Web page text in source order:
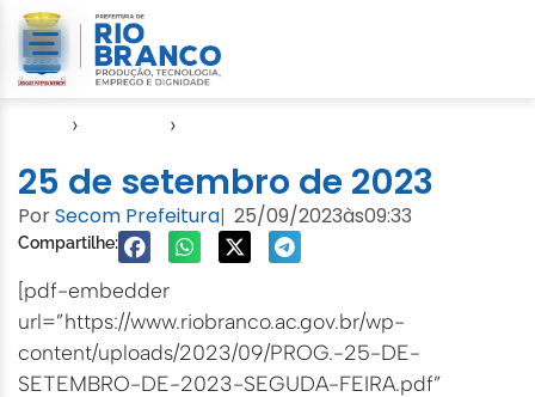
› ›
25 de setembro de 2023
PorSecom Prefeitura| 25/09/2023às09:33
Compartilhe:
[pdf-embedder
url=”https://www.riobranco.ac.gov.br/wp-
content/uploads/2023/09/PROG.-25-DE-
SETEMBRO-DE-2023-SEGUDA-FEIRA.pdf”